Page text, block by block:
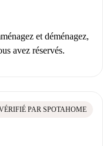
et déménagez,
avez réservés.
PAR SPOTAHOME